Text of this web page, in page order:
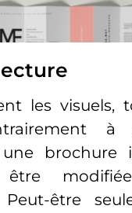
les visuels,
une brochure
être